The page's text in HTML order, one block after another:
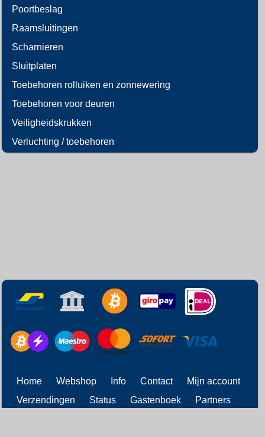
Poortbeslag
Raamsluitingen
Scharnieren
Sluitplaten
Toebehoren rolluiken en zonnewering
Toebehoren voor deuren
Veiligheidskrukken
Verluchting / toebehoren
Home Webshop Info Contact
Mijn account
Verzendingen
Status Gastenboek
Partners